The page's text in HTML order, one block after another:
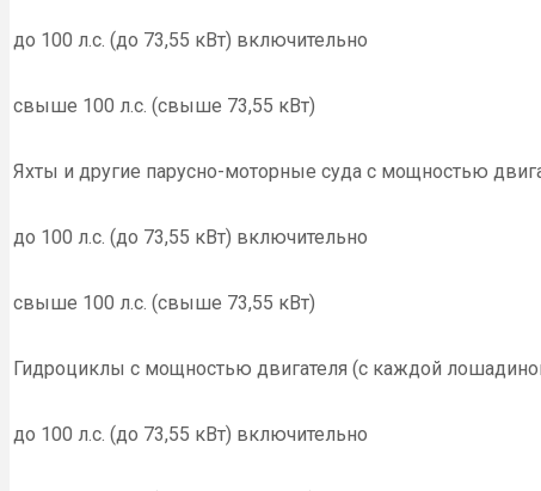
до 100 л.с. (до 73,55 кВт) включительно
свыше 100 л.с. (свыше 73,55 кВт)
Яхты и другие парусно-моторные суда с мощностью
до 100 л.с. (до 73,55 кВт) включительно
свыше 100 л.с. (свыше 73,55 кВт)
Гидроциклы с мощностью двигателя (с каждой
до 100 л.с. (до 73,55 кВт) включительно